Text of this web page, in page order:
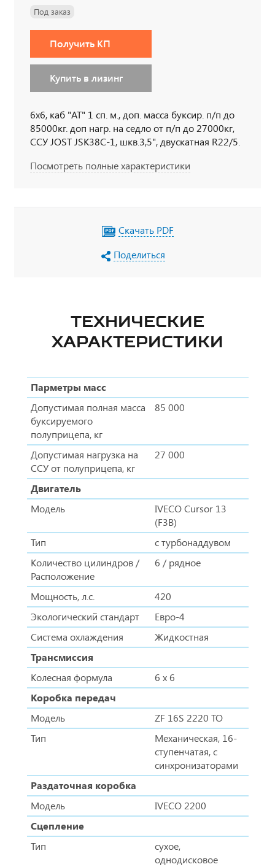
Под заказ
Получить КП
Купить в лизинг
6х6, каб "АТ" 1 сп. м., доп. масса буксир. п/п до
85000кг. доп нагр. на седло от п/п до 27000кг,
ССУ JOST JSК38С-1, шкв.3,5", двускатная R22/5.
цена в у.е
Посмотреть полные характеристики
Скачать PDF
Поделиться
ТЕХНИЧЕСКИЕ
ХАРАКТЕРИСТИКИ
Парметры масс
Допустимая полная масса
буксируемого
полуприцепа, кг
85 000
Допустимая нагрузка на
ССУ от полуприцепа, кг
27 000
Двигатель
Модель
IVECO Cursor 13
(F3B)
Тип
с турбонаддувом
Количество цилиндров /
Расположение
6 / рядное
Мощность, л.с.
420
Экологический стандарт
Евро-4
Система охлаждения
Жидкостная
Трансмиссия
Колесная формула
6 x 6
Коробка передач
Модель
ZF 16S 2220 TO
Тип
Механическая, 16-
ступенчатая, с
синхронизаторами
Раздаточная коробка
Модель
IVECO 2200
Сцепление
Тип
сухое,
однодисковое